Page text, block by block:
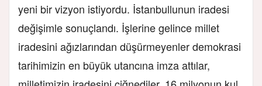
yeni bir vizyon istiyordu. İstanbullunun iradesi
değişimle sonuçlandı. İşlerine gelince millet
iradesini ağızlarından düşürmeyenler demokrasi
tarihimizin en büyük utancına imza attılar,